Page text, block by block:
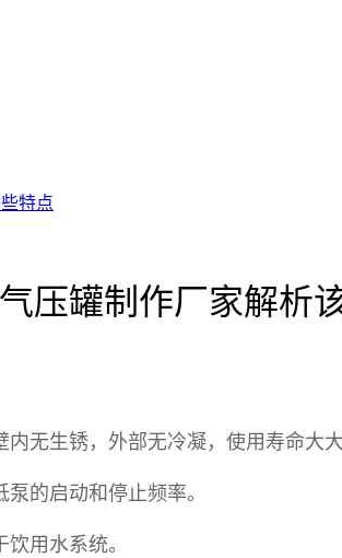
特点
压罐制作厂家解析
无生锈，外部无冷凝，使用寿命大大
的启动和停止频率。
用水系统。